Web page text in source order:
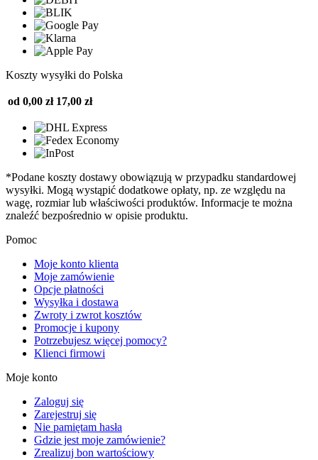
Koszty wysyłki do Polska
od 0,00 zł 17,00 zł
*Podane koszty dostawy obowiązują w przypadku standardowej
wysyłki. Mogą wystąpić dodatkowe opłaty, np. ze względu na
wagę, rozmiar lub właściwości produktów. Informacje te można
znaleźć bezpośrednio w opisie produktu.
Pomoc
Moje konto klienta
Moje zamówienie
Opcje płatności
Wysyłka i dostawa
Zwroty i zwrot kosztów
Promocje i kupony
Potrzebujesz więcej pomocy?
Klienci firmowi
Moje konto
Zaloguj się
Zarejestruj się
Nie pamiętam hasła
Gdzie jest moje zamówienie?
Zrealizuj bon wartościowy